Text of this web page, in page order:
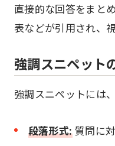
直接的な回答をまと
表などが引用され、
強調スニペット
強調スニペットには
段落形式:質問に